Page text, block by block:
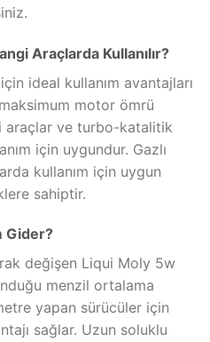
Araçlarda Kullanılır?
ideal kullanım avantajları
motor ömrü
araçlar ve turbo-katalitik
için uygundur. Gazlı
kullanım için uygun
sahiptir.
Gider?
değişen Liqui Moly 5w
menzil ortalama
yapan sürücüler için
sağlar. Uzun soluklu